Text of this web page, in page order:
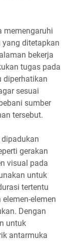
memengaruhi
ditetapkan
bekerja
tugas pada
diperhatikan
sesuai
sumber
tersebut.
gerakan
visual pada
untuk
tertentu
elemen
Dengan
untuk
antarmuka